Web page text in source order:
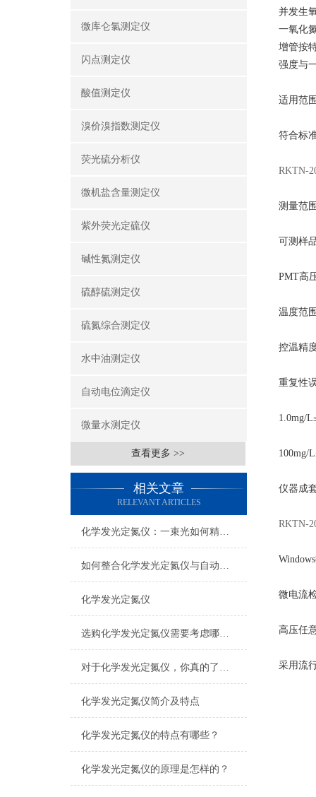
微库仑氯测定仪
闪点测定仪
酸值测定仪
溴价溴指数测定仪
荧光硫分析仪
微机盐含量测定仪
紫外荧光定硫仪
碱性氮测定仪
硫醇硫测定仪
硫氮综合测定仪
水中油测定仪
自动电位滴定仪
微量水测定仪
查看更多 >>
相关文章
RELEVANT ARTICLES
化学发光定氮仪：一束光如何精准“称”出氮含量
如何整合化学发光定氮仪与自动化系统
化学发光定氮仪
选购化学发光定氮仪需要考虑哪些问题
对于化学发光定氮仪，你真的了解吗？
化学发光定氮仪简介及特点
化学发光定氮仪的特点有哪些？
化学发光定氮仪的原理是怎样的？
并发生
一氧化
增管按
强度与
适用范
符合标
RKTN-
测量范
可测样
PMT高
温度范
控温精
重复性
1.0mg/
100mg/
仪器成
RKTN-
Windows
微电流
高压任
采用流